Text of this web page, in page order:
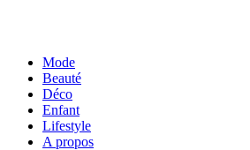
Mode
Beauté
Déco
Enfant
Lifestyle
A propos